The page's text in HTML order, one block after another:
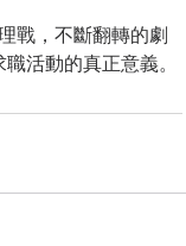
活動的真正意義。